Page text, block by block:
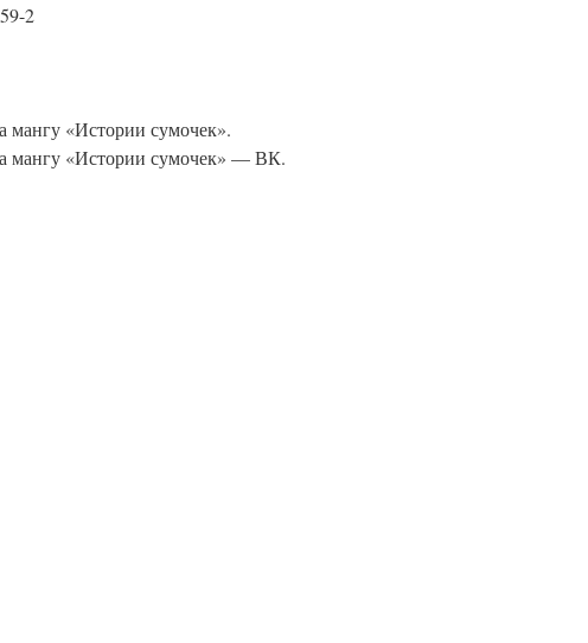
2
мангу «Истории сумочек».
мангу «Истории сумочек» — ВК.